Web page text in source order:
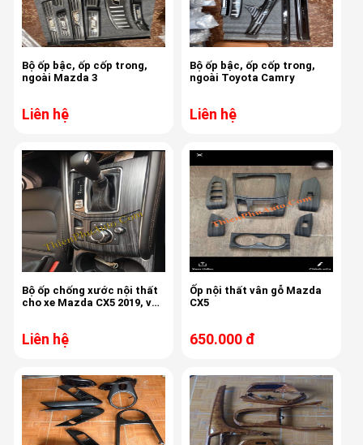
Bộ ốp bậc, ốp cốp trong,
ngoài Mazda 3
Liên hệ
Bộ ốp bậc, ốp cốp trong,
ngoài Toyota Camry
Liên hệ
Bộ ốp chống xước nội thất
cho xe Mazda CX5 2019, vân
Liên hệ
Ốp nội thất vân gỗ Mazda
CX5
650.000 đ